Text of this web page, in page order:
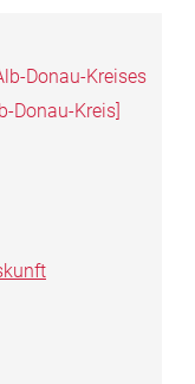
Donau-Kreises
Donau-Kreis]